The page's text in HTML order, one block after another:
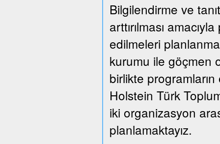
Bilgilendirme ve
arttırılması
edilmeleri
kurumu ile göçmen
birlikte
Holstein Türk
iki organizasyon
planlamaktayız.